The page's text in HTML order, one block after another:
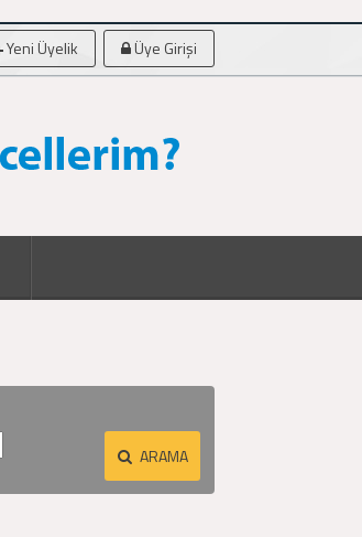
Yeni Üyelik Üye Girişi
ARAMA